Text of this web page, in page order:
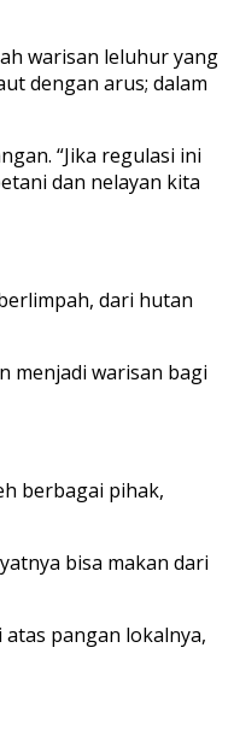
warisan leluhur yang
dengan arus; dalam
“Jika regulasi ini
dan nelayan kita
dari hutan
menjadi warisan bagi
berbagai pihak,
bisa makan dari
pangan lokalnya,